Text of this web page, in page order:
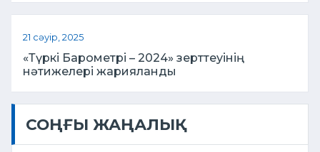
21 сәуір, 2025
«Түркі Барометрі – 2024» зерттеуінің
нәтижелері жарияланды
СОҢҒЫ ЖАҢАЛЫҚ